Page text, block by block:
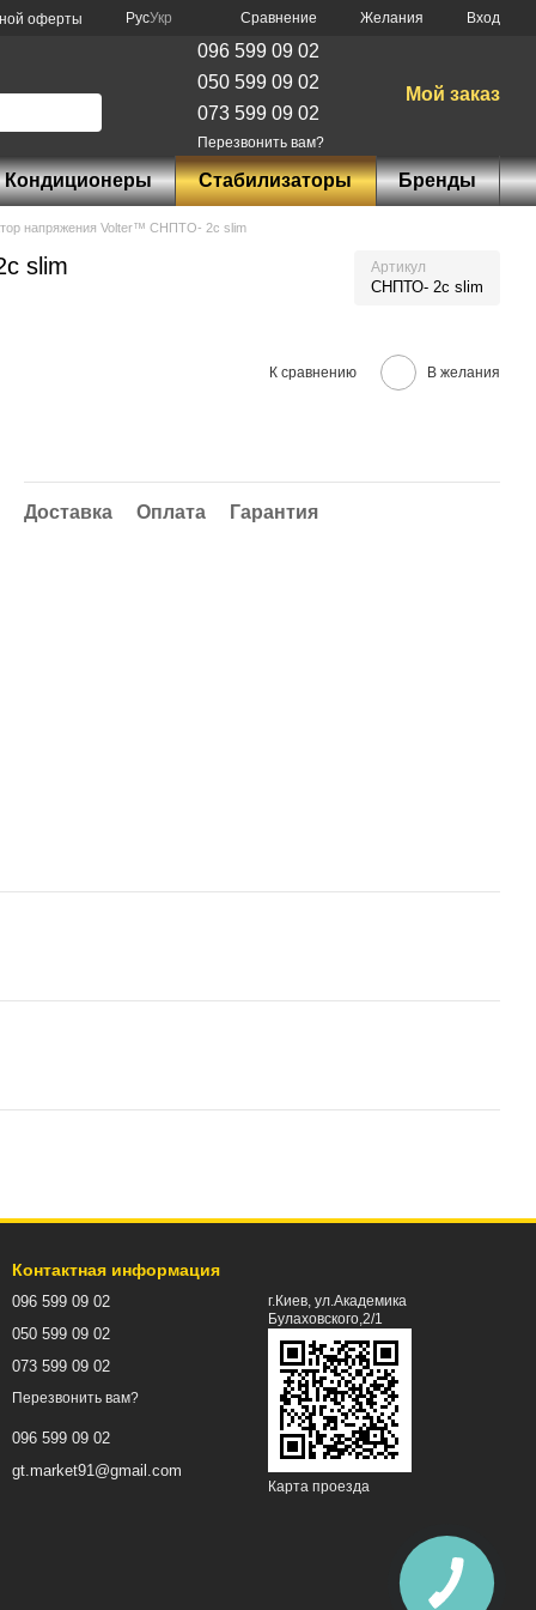
оферты РусУкр Сравнение Желания Вход
096 599 09 02
050 599 09 02
073 599 09 02
Перезвонить вам?
Мой заказ
Кондиционеры Стабилизаторы Бренды
напряжения Volter™ СНПТО- 2с slim
slim Артикул
СНПТО- 2с slim
К сравнению В желания
Доставка Оплата Гарантия
Контактная информация
096 599 09 02
050 599 09 02
073 599 09 02
Перезвонить вам?
096 599 09 02
gt.market91@gmail.com
г.Киев, ул.Академика
Булаховского,2/1
Карта проезда